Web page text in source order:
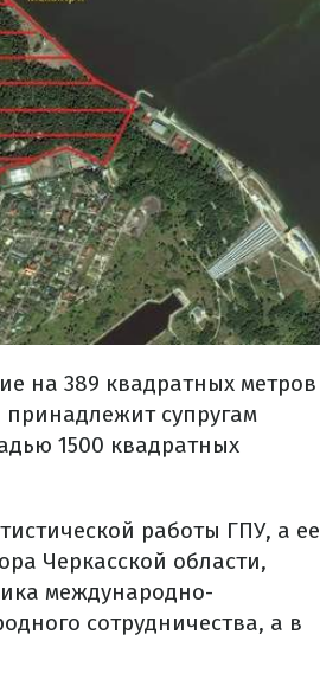
на 389 квадратных метров
супругам
1500 квадратных
работы ГПУ, а ее
Черкасской области,
международно-
сотрудничества, а в